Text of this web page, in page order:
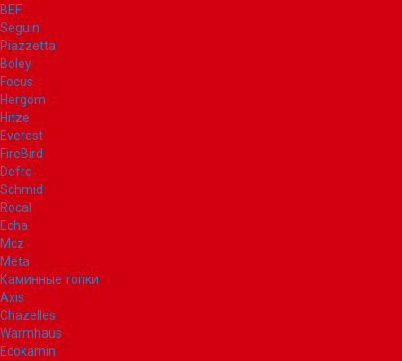
BEF
Seguin
Piazzetta
Boley
Focus
Hergom
Hitze
Everest
FireBird
Defro
Schmid
Rocal
Echa
Mcz
Meta
Каминные топки
Axis
Chazelles
Warmhaus
Ecokamin